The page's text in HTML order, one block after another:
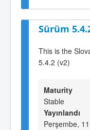
Sürüm
This is the
5.4.2 (v2)
Maturity
Stable
Yayınlandı
Perşembe,